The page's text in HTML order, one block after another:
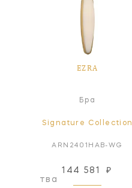
EZRA
Бра
Signature Collection
ARN2401HAB-WG
144 581 ₽